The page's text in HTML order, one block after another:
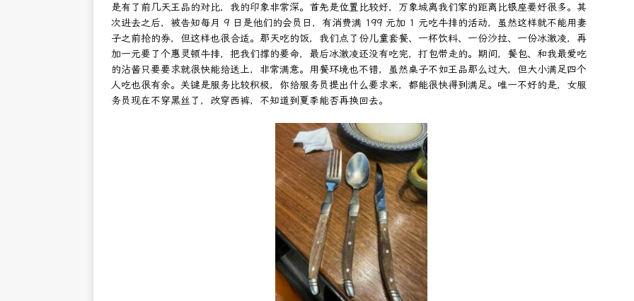
是有了前几天王品的对比，我的印象非常深。首先是位置比较好，万象城离我们家的距离比银座要好很多。其
次进去之后，被告知每月 9 日是他们的会员日，有消费满 199 元加 1 元吃牛排的活动，虽然这样就不能用妻
子之前抢的券，但这样也很合适。那天吃的饭，我们点了份儿童套餐、一杯饮料、一份沙拉、一份冰激凌，再
加一元要了个惠灵顿牛排，把我们撑的要命，最后冰激凌还没有吃完，打包带走的。期间，餐包、和我最爱吃
的沾酱只要要求就很快能给送上，非常满意。用餐环境也不错，虽然桌子不如王品那么过大，但大小满足四个
人吃也很有余。关键是服务比较积极，你给服务员提出什么要求来，都能很快得到满足。唯一不好的是，女服
务员现在不穿黑丝了，改穿西裤，不知道到夏季能否再换回去。